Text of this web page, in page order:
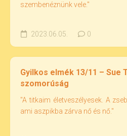
szembenéznünk vele."
2023.06.05. 0
Gyilkos elmék 13/11 – Sue
szomorúság
"A titkaim életveszélyesek. A
ami aszpikba zárva nő és nő."